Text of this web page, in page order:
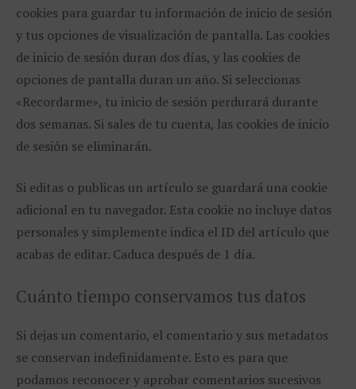
cookies para guardar tu información de inicio de sesión
y tus opciones de visualización de pantalla. Las cookies
de inicio de sesión duran dos días, y las cookies de
opciones de pantalla duran un año. Si seleccionas
«Recordarme», tu inicio de sesión perdurará durante
dos semanas. Si sales de tu cuenta, las cookies de inicio
de sesión se eliminarán.
Si editas o publicas un artículo se guardará una cookie
adicional en tu navegador. Esta cookie no incluye datos
personales y simplemente indica el ID del artículo que
acabas de editar. Caduca después de 1 día.
Cuánto tiempo conservamos tus datos
Si dejas un comentario, el comentario y sus metadatos
se conservan indefinidamente. Esto es para que
podamos reconocer y aprobar comentarios sucesivos